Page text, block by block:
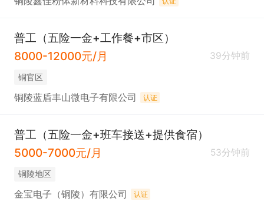
普工（五险一金+工作餐+市区）
8000-12000元/月
39分钟前
铜官区
铜陵蓝盾丰山微电子有限公司 认证
普工（五险一金+班车接送+提供食宿）
5000-7000元/月
53分钟前
铜陵地区
金宝电子（铜陵）有限公司 认证